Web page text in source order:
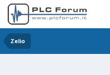
Zelio